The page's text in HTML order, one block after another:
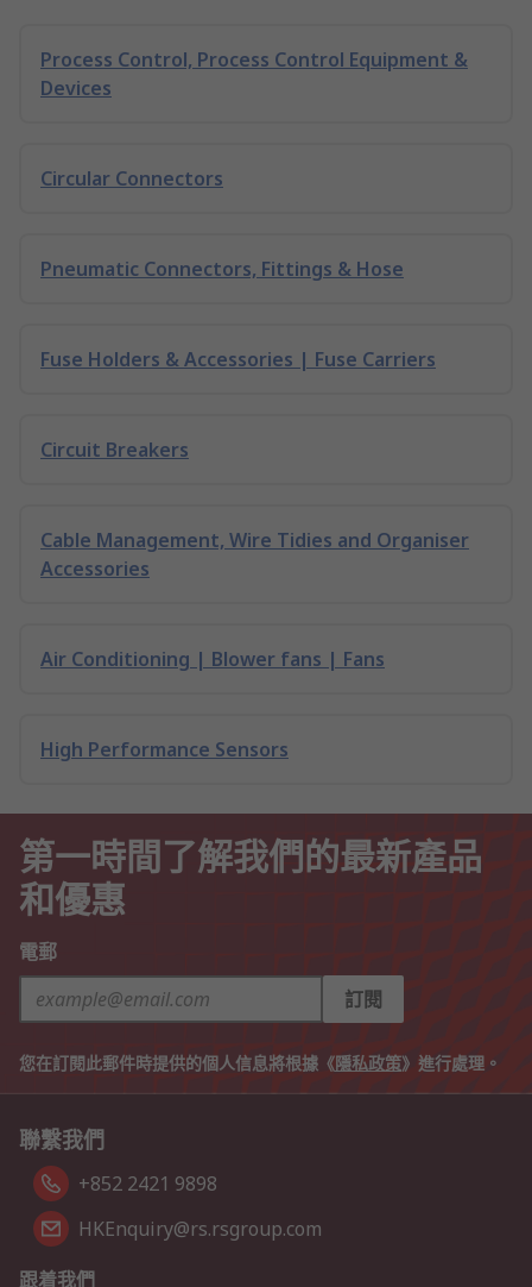
Process Control, Process Control Equipment &
Devices
Circular Connectors
Pneumatic Connectors, Fittings & Hose
Fuse Holders & Accessories | Fuse Carriers
Circuit Breakers
Cable Management, Wire Tidies and Organiser
Accessories
Air Conditioning | Blower fans | Fans
High Performance Sensors
第一時間了解我們的最新產品
和優惠
電郵
訂閱
您在訂閱此郵件時提供的個人信息將根據《隱私政策》進行處理。
聯繫我們
+852 2421 9898
HKEnquiry@rs.rsgroup.com
跟着我們